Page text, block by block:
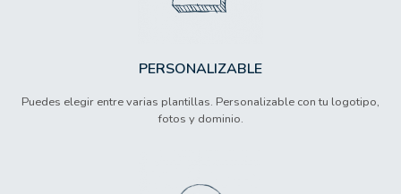
PERSONALIZABLE
Puedes elegir entre varias plantillas. Personalizable con tu logotipo,
fotos y dominio.